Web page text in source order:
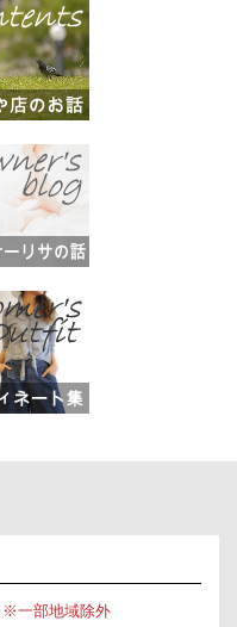
※一部地域除外